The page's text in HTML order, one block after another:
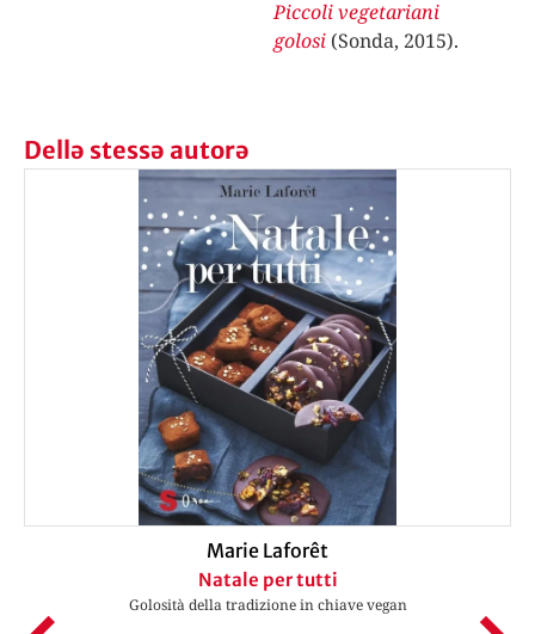
Piccoli vegetariani
golosi (Sonda, 2015).
Dellə stessə autorə
Marie Laforêt
Natale per tutti
Golosità della tradizione in chiave vegan